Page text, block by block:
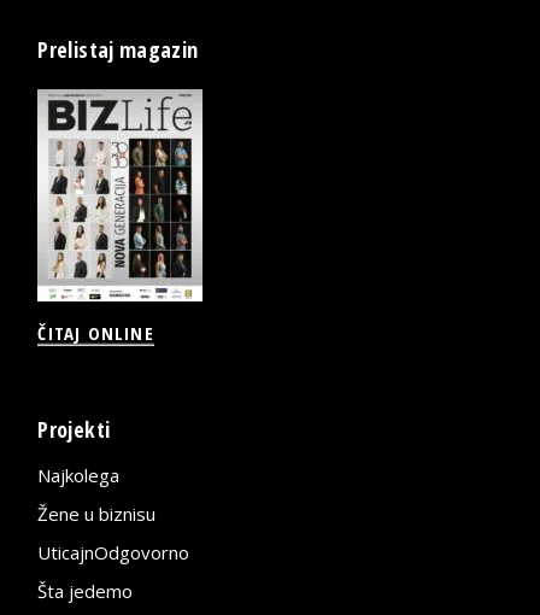
Prelistaj magazin
ČITAJ ONLINE
Projekti
Najkolega
Žene u biznisu
UticajnOdgovorno
Šta jedemo